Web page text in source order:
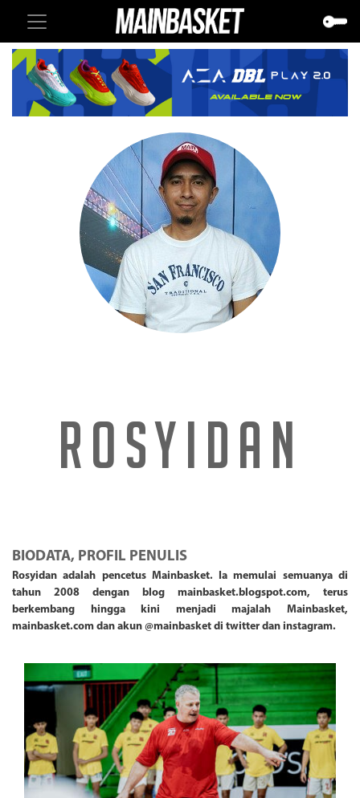
ROSYIDAN
BIODATA, PROFIL PENULIS
Rosyidan adalah pencetus Mainbasket. Ia memulai semuanya di
tahun 2008 dengan blog mainbasket.blogspot.com, terus
berkembang hingga kini menjadi majalah Mainbasket,
mainbasket.com dan akun @mainbasket di twitter dan instagram.